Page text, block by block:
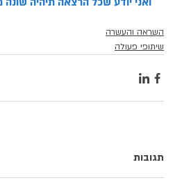
השראה והעשרה
שיתופי פעולה
תגובות